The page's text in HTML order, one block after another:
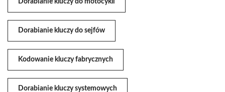
Dorabianie kluczy do motocykli
Dorabianie kluczy do sejfów
Kodowanie kluczy fabrycznych
Dorabianie kluczy systemowych